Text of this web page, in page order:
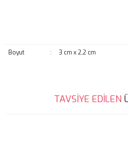
Boyut : 3 cm x 2,2 cm
Bu ürünün fiyat bilgisi, resim, ürün
konularda yetersiz gördüğünüz
TAVSİYE EDİLEN